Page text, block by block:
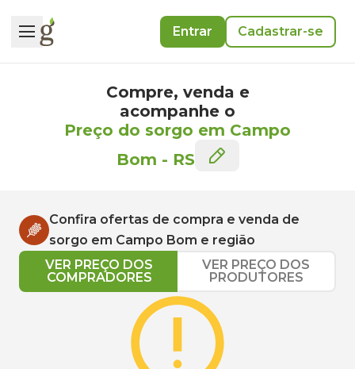
Entrar Cadastrar-se
Compre, venda e
acompanhe o
Preço do sorgo em Campo
Bom - RS
Confira ofertas de compra e venda de
sorgo em Campo Bom e região
VER PREÇO DOS
COMPRADORES
VER PREÇO DOS
PRODUTORES